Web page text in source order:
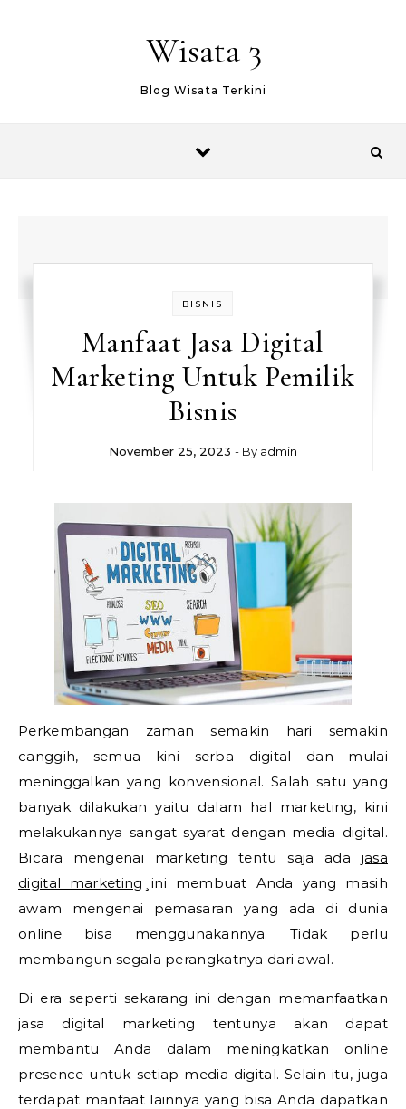
Wisata 3
Blog Wisata Terkini
BISNIS
Manfaat Jasa Digital
Marketing Untuk Pemilik
Bisnis
November 25, 2023 - By admin
Perkembangan zaman semakin hari semakin
canggih, semua kini serba digital dan mulai
meninggalkan yang konvensional. Salah satu yang
banyak dilakukan yaitu dalam hal marketing, kini
melakukannya sangat syarat dengan media digital.
Bicara mengenai marketing tentu saja ada jasa
digital marketing ¸ini membuat Anda yang masih
awam mengenai pemasaran yang ada di dunia
online bisa menggunakannya. Tidak perlu
membangun segala perangkatnya dari awal.
Di era seperti sekarang ini dengan memanfaatkan
jasa digital marketing tentunya akan dapat
membantu Anda dalam meningkatkan online
presence untuk setiap media digital. Selain itu, juga
terdapat manfaat lainnya yang bisa Anda dapatkan